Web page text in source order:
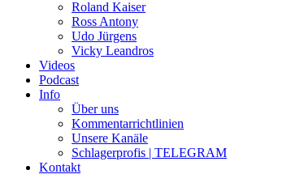
Roland Kaiser
Ross Antony
Udo Jürgens
Vicky Leandros
Videos
Podcast
Info
Über uns
Kommentarrichtlinien
Unsere Kanäle
Schlagerprofis | TELEGRAM
Kontakt